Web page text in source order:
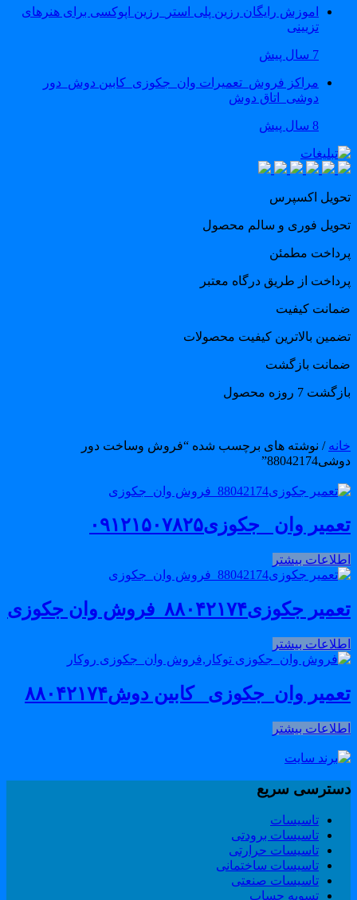
اموزش رایگان رزین پلی استر_رزین اپوکسی برای هنرهای
تزیینی
مراکز فروش_تعمیرات وان_جکوزی_کابین دوش_دور
دوشی_اتاق دوش
اکسپرس
فوری و سالم محصول
مطمئن
از طریق درگاه معتبر
کیفیت
بالاترین کیفیت محصولات
بازگشت
7 روزه محصول
/ نوشته های برچسب شده “فروش وساخت دور
وان _جکوزی۰۹۱۲۱۵۰۷۸۲۵
بیشتر
جکوزی۸۸۰۴۲۱۷۴_فروش وان جکوزی
بیشتر
وان_جکوزی_ کابین دوش۸۸۰۴۲۱۷۴
بیشتر
سریع
تاسیسات
تاسیسات برودتی
تاسیسات حرارتی
تاسیسات ساختمانی
تاسیسات صنعتی
تسویه حساب